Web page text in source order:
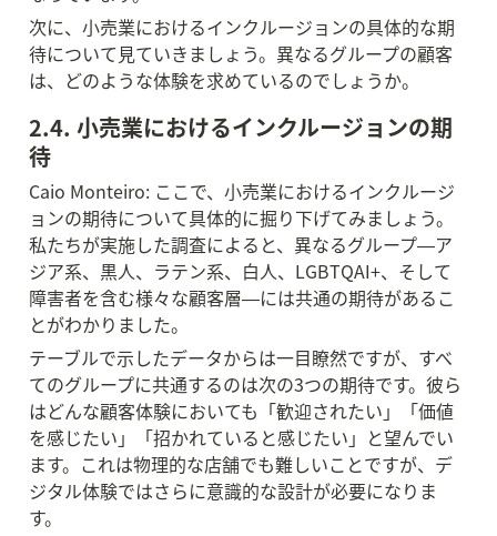
次に、小売業におけるインクルージョンの具体的な期
待について見ていきましょう。異なるグループの顧客
は、どのような体験を求めているのでしょうか。
2.4. 小売業におけるインクルージョンの期
待
Caio Monteiro: ここで、小売業におけるインクルージ
ョンの期待について具体的に掘り下げてみましょう。
私たちが実施した調査によると、異なるグループ―ア
ジア系、黒人、ラテン系、白人、LGBTQAI+、そして
障害者を含む様々な顧客層―には共通の期待があるこ
とがわかりました。
テーブルで示したデータからは一目瞭然ですが、すべ
てのグループに共通するのは次の3つの期待です。彼ら
はどんな顧客体験においても「歓迎されたい」「価値
を感じたい」「招かれていると感じたい」と望んでい
ます。これは物理的な店舗でも難しいことですが、デ
ジタル体験ではさらに意識的な設計が必要になりま
す。